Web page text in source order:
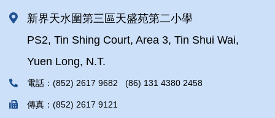
新界天水圍第三區天盛苑第二小學
PS2, Tin Shing Court, Area 3, Tin Shui Wai,
Yuen Long, N.T.
電話：(852) 2617 9682 (86) 131 4380 2458
傳真：(852) 2617 9121